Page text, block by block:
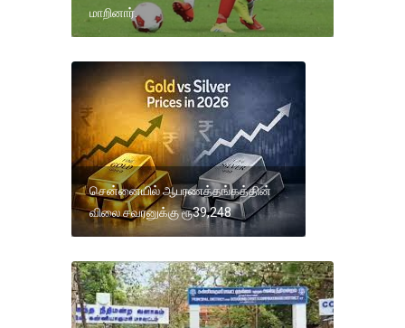
மாறினார்.
சென்னையில் ஆபரணத்தங்கத்தின்
விலை சவரனுக்கு ரூ39,248